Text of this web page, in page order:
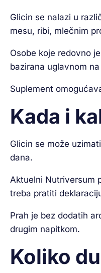
Glicin se nalazi u
mesu, ribi, mlečnim
Osobe koje redovno
bazirana uglavnom
Suplement
Kada i
Glicin se može
dana.
Aktuelni Nutriversum
treba pratiti
Prah je bez dodatih
drugim napitkom.
Koliko